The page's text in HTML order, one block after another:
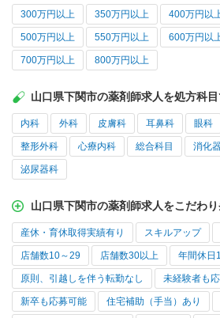
300万円以上 350万円以上 400万円以
500万円以上 550万円以上 600万円以
700万円以上 800万円以上
山口県下関市の薬剤師求人を処方科
内科 外科 皮膚科 耳鼻科 眼科
整形外科 心療内科 総合科目 消化
泌尿器科
山口県下関市の薬剤師求人をこだわ
産休・育休取得実績有り スキルアップ
店舗数10～29 店舗数30以上 年間休日
原則、引越しを伴う転勤なし 未経験者も
新卒も応募可能 住宅補助（手当）あり